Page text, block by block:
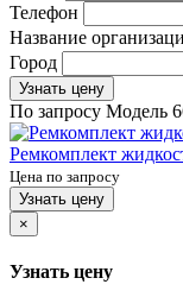
Телефон
Название
Город
Узнать цену
По запросу Модель
Ремкомплект
Цена по запросу
Узнать цену
×
Узнать цену